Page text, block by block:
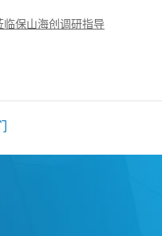
临保山海创调研指导